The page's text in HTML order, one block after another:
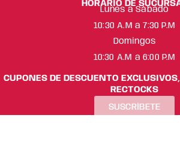
HORARIO DE
Lunes a Sábado
10:30 A.M a 7:30 P.M
Domingos
10:30 A.M a 6:00 P.M
CUPONES DE DESCUENTO
RECTOCKS
SUSCRÍBETE